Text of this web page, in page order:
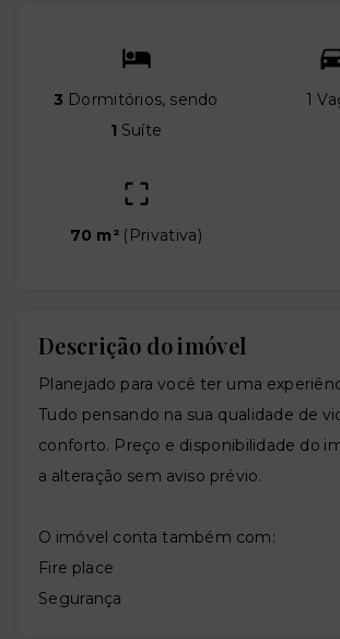
3 Dormitórios, sendo
1 Suíte
1
70 m² ( Privativa)
Descrição do imóvel
Planejado para você ter uma
Tudo pensando na sua qualidade de
conforto. Preço e disponibilidade do
a alteração sem aviso prévio.
O imóvel conta também com:
Fire place
Segurança